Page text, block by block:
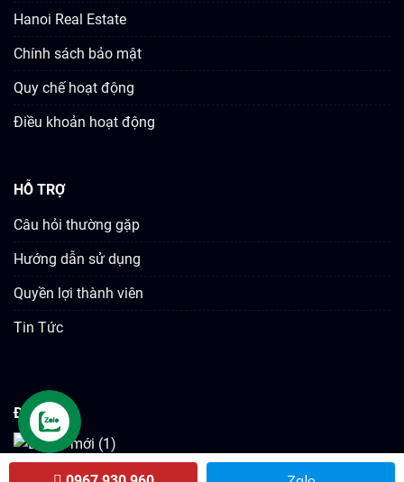
Hanoi Real Estate
Chính sách bảo mật
Quy chế hoạt động
Điều khoản hoạt động
HỖ TRỢ
Câu hỏi thường gặp
Hướng dẫn sử dụng
Quyền lợi thành viên
Tin Tức
ĐỐI TÁC